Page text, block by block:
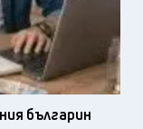
българин